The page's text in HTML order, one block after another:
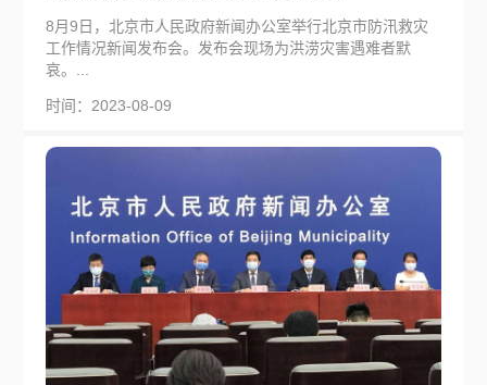
8月9日，北京市人民政府新闻办公室举行北京市防汛救灾
工作情况新闻发布会。发布会现场为洪涝灾害遇难者默
哀。...
时间：2023-08-09